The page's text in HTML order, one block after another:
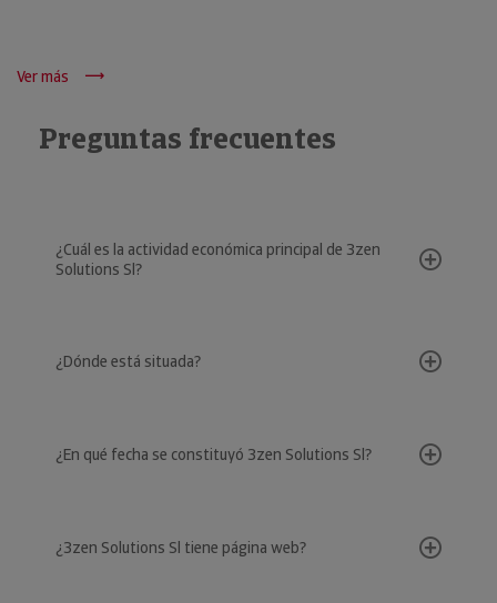
Ver más
Preguntas frecuentes
¿Cuál es la actividad económica principal de 3zen
Solutions Sl?
¿Dónde está situada?
¿En qué fecha se constituyó 3zen Solutions Sl?
¿3zen Solutions Sl tiene página web?